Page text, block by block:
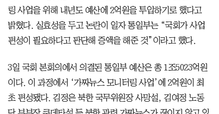
링 사업을 위해 내년도 예산에 2억원을 투입하기로 했다고
밝혔다. 실효성을 두고 논란이 일자 통일부는 “국회가 사업
편성이 필요하다고 판단해 증액을 해준 것”이라고 했다.
3일 국회 본회의에서 의결된 통일부 예산은 총 1조5023억원
이다. 이 과정에서 ‘가짜뉴스 모니터링 사업’에 2억원이 최
초 편성됐다. 김정은 북한 국무위원장 사망설, 김여정 노동